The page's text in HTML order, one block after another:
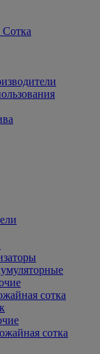
сотка
сотка